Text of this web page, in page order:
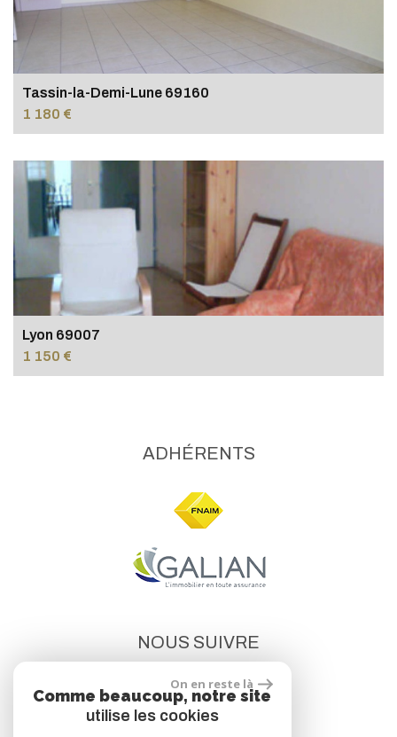
Tassin-la-Demi-Lune 69160
1 180 €
Lyon 69007
1 150 €
NOUS SUIVRE
ADHÉRENTS
On en reste là
Comme beaucoup, notre site
utilise les cookies